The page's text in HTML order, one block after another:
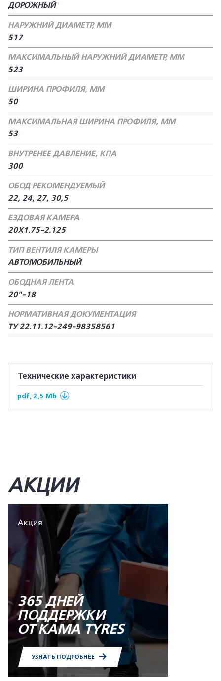
ДОРОЖНЫЙ
НАРУЖНИЙ ДИАМЕТР, ММ
517
МАКСИМАЛЬНЫЙ НАРУЖНИЙ ДИАМЕТР, ММ
523
ШИРИНА ПРОФИЛЯ, ММ
50
МАКСИМАЛЬНАЯ ШИРИНА ПРОФИЛЯ, ММ
53
ВНУТРЕНЕЕ ДАВЛЕНИЕ, КПА
300
ОБОД РЕКОМЕНДУЕМЫЙ
22, 24, 27, 30,5
ЕЗДОВАЯ КАМЕРА
20Х1.75-2.125
ТИП ВЕНТИЛЯ КАМЕРЫ
АВТОМОБИЛЬНЫЙ
ОБОДНАЯ ЛЕНТА
20"-18
НОРМАТИВНАЯ ДОКУМЕНТАЦИЯ
ТУ 22.11.12-249-98358561
Технические характеристики
pdf, 2,5 Mb
АКЦИИ
Акция
365 ДНЕЙ
ПОДДЕРЖКИ
ОТ KAMA TYRES
УЗНАТЬ ПОДРОБНЕЕ